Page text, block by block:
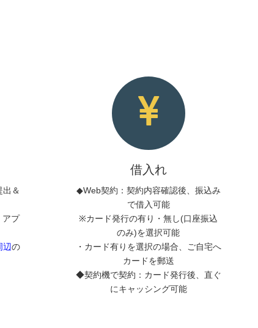
＆
アプ
辺の
借入れ
◆Web契約：契約内容確認後、振込み
で借入可能
※カード発行の有り・無し(口座振込
のみ)を選択可能
・カード有りを選択の場合、ご自宅へ
カードを郵送
◆契約機で契約：カード発行後、直ぐ
にキャッシング可能